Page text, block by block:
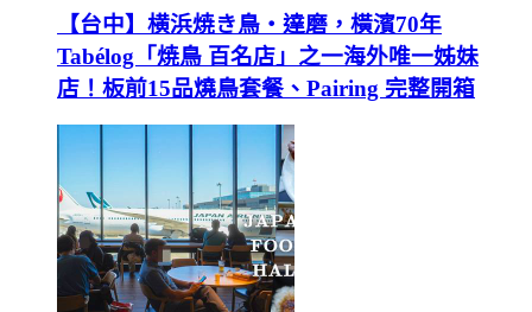
【台中】横浜焼き鳥‧達磨，橫濱70年
Tabélog「焼鳥 百名店」之一海外唯一姊妹
店！板前15品燒鳥套餐、Pairing 完整開箱